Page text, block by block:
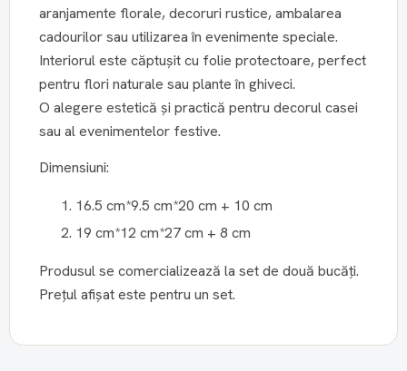
aranjamente florale, decoruri rustice, ambalarea
cadourilor sau utilizarea în evenimente speciale.
Interiorul este căptușit cu folie protectoare, perfect
pentru flori naturale sau plante în ghiveci.
O alegere estetică și practică pentru decorul casei
sau al evenimentelor festive.
Dimensiuni:
16.5 cm*9.5 cm*20 cm + 10 cm
19 cm*12 cm*27 cm + 8 cm
Produsul se comercializează la set de două bucăți.
Prețul afișat este pentru un set.